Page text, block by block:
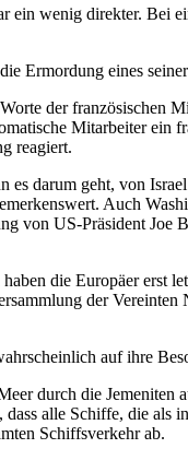
ein wenig direkter. Bei
Ermordung eines
der französischen
Mitarbeiter ein
reagiert.
es darum geht, von
Auch
von US-Präsident Joe
die Europäer erst
der
auf ihre
durch die Jemeniten
alle Schiffe, die
Schiffsverkehr ab.